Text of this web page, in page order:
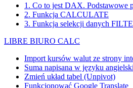
1. Co to jest DAX. Podstawowe
2. Funkcja CALCULATE
3. Funkcja selekcji danych
LIBRE BIURO CALC
Import kursów walut ze strony
Suma napisana w języku
Zmień układ tabel (Unpivot)
Funkcjonować Google Translate